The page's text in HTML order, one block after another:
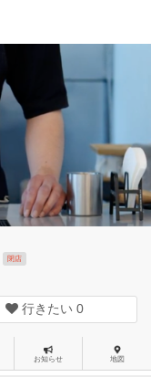
閉店
行きたい 0
お知らせ 地図